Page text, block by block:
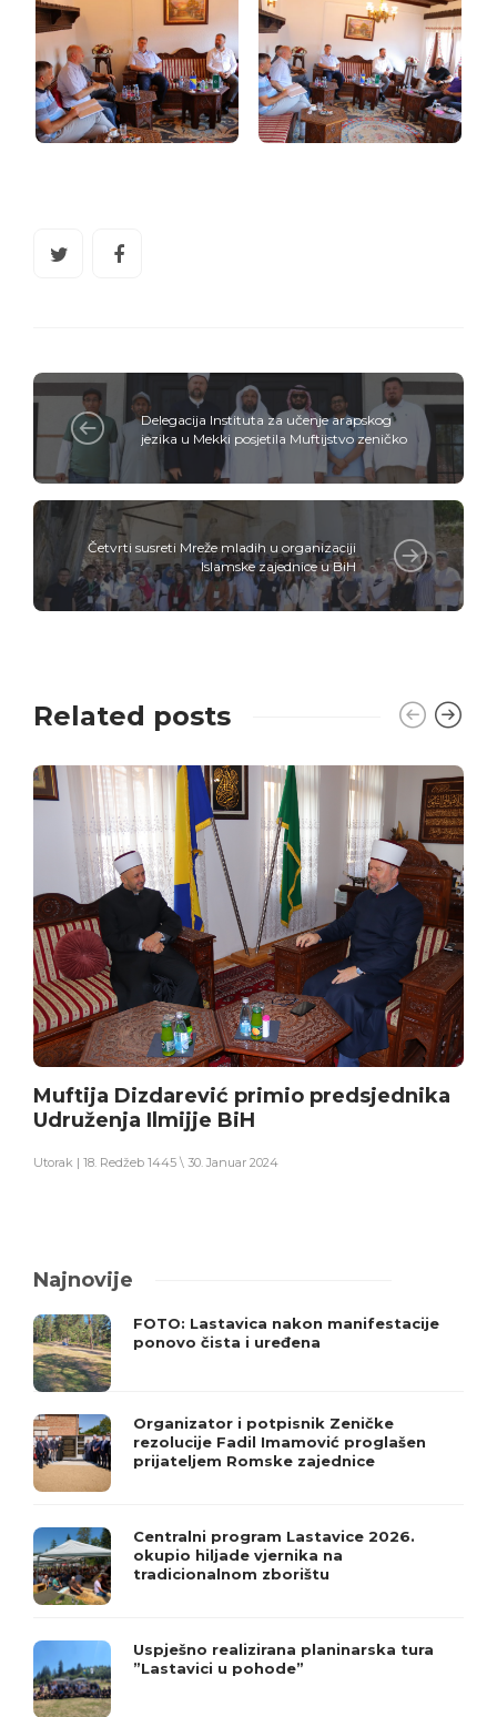
Delegacija Instituta za učenje arapskog
jezika u Mekki posjetila Muftijstvo zeničko
Četvrti susreti Mreže mladih u organizaciji
Islamske zajednice u BiH
Related posts
Muftija Dizdarević primio predsjednika
Udruženja Ilmijje BiH
Utorak | 18. Redžeb 1445 \ 30. Januar 2024
Najnovije
FOTO: Lastavica nakon manifestacije
ponovo čista i uređena
Organizator i potpisnik Zeničke
rezolucije Fadil Imamović proglašen
prijateljem Romske zajednice
Centralni program Lastavice 2026.
okupio hiljade vjernika na
tradicionalnom zborištu
Uspješno realizirana planinarska tura
”Lastavici u pohode”